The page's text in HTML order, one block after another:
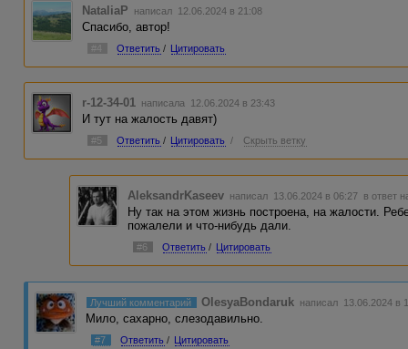
NataliaP написал 12.06.2024 в 21:08
Спасибо, автор!
#4 Ответить / Цитировать
r-12-34-01 написала 12.06.2024 в 23:43
И тут на жалость давят)
#5 Ответить / Цитировать / Скрыть ветку
AleksandrKaseev написал 13.06.2024 в 06:27 в ответ
Ну так на этом жизнь построена, на жалости.
пожалели и что-нибудь дали.
#6 Ответить / Цитировать
Лучший комментарий OlesyaBondaruk написал 13.06.2024 в
Мило, сахарно, слезодавильно.
#7 Ответить / Цитировать